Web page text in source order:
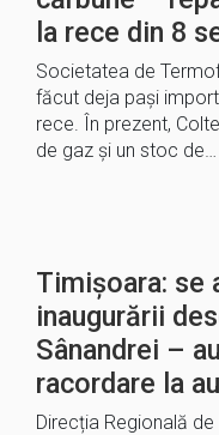
la rece din 8
Societatea de
făcut deja pași
rece. În prezent,
de gaz și un stoc de…
Timișoara: se
inaugurării
Sânandrei –
racordare la
Direcția Regională de